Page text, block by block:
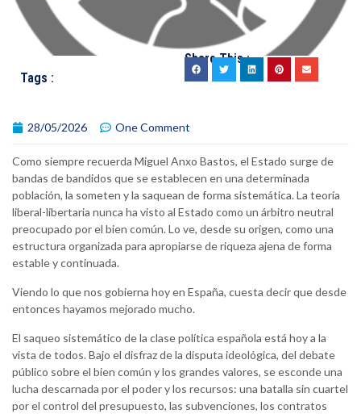
Tags :
Share This :
28/05/2026 One Comment
Como siempre recuerda Miguel Anxo Bastos, el Estado surge de
bandas de bandidos que se establecen en una determinada
población, la someten y la saquean de forma sistemática. La teoría
liberal-libertaria nunca ha visto al Estado como un árbitro neutral
preocupado por el bien común. Lo ve, desde su origen, como una
estructura organizada para apropiarse de riqueza ajena de forma
estable y continuada.
Viendo lo que nos gobierna hoy en España, cuesta decir que desde
entonces hayamos mejorado mucho.
El saqueo sistemático de la clase política española está hoy a la
vista de todos. Bajo el disfraz de la disputa ideológica, del debate
público sobre el bien común y los grandes valores, se esconde una
lucha descarnada por el poder y los recursos: una batalla sin cuartel
por el control del presupuesto, las subvenciones, los contratos